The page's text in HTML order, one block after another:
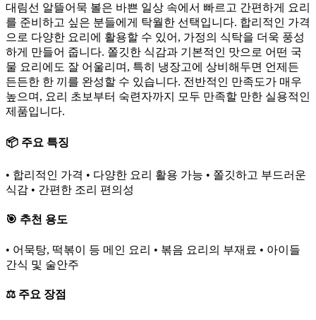
대림선 알뜰어묵 볼은 바쁜 일상 속에서 빠르고 간편하게 요리
를 준비하고 싶은 분들에게 탁월한 선택입니다. 합리적인 가격
으로 다양한 요리에 활용할 수 있어, 가정의 식탁을 더욱 풍성
하게 만들어 줍니다. 쫄깃한 식감과 기본적인 맛으로 어떤 국
물 요리에도 잘 어울리며, 특히 냉장고에 상비해두면 언제든
든든한 한 끼를 완성할 수 있습니다. 전반적인 만족도가 매우
높으며, 요리 초보부터 숙련자까지 모두 만족할 만한 실용적인
제품입니다.
📦 주요 특징
• 합리적인 가격 • 다양한 요리 활용 가능 • 쫄깃하고 부드러운
식감 • 간편한 조리 편의성
🎯 추천 용도
• 어묵탕, 떡볶이 등 메인 요리 • 볶음 요리의 부재료 • 아이들
간식 및 술안주
⚖️ 주요 장점